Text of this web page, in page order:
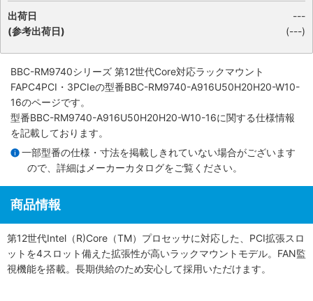
出荷日
(参考出荷日)
---
(---)
BBC-RM9740シリーズ 第12世代Core対応ラックマウント
FAPC4PCI・3PCIeの型番BBC-RM9740-A916U50H20H20-W10-
16のページです。
型番BBC-RM9740-A916U50H20H20-W10-16に関する仕様情報
を記載しております。
一部型番の仕様・寸法を掲載しきれていない場合がございます
ので、詳細は メーカーカタログをご覧ください。
商品情報
第12世代Intel（R)Core（TM）プロセッサに対応した、PCI拡張スロ
ットを4スロット備えた拡張性が高いラックマウントモデル。FAN監
視機能を搭載。長期供給のため安心して採用いただけます。